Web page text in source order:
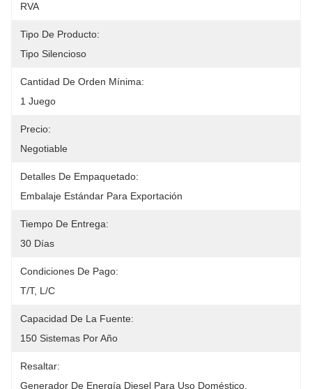
RVA
Tipo De Producto:
Tipo Silencioso
Cantidad De Orden Mínima:
1 Juego
Precio:
Negotiable
Detalles De Empaquetado:
Embalaje Estándar Para Exportación
Tiempo De Entrega:
30 Días
Condiciones De Pago:
T/T, L/C
Capacidad De La Fuente:
150 Sistemas Por Año
Resaltar:
Generador De Energía Diesel Para Uso Doméstico